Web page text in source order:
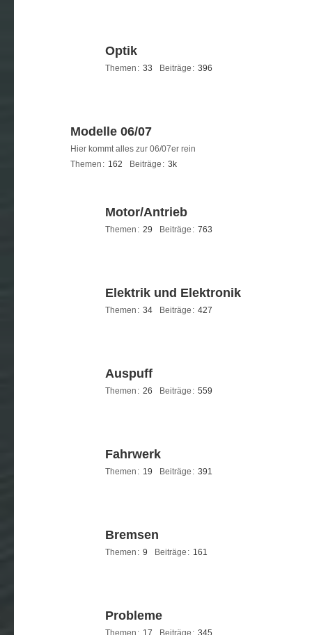
Optik
Themen 33 Beiträge 396
Modelle 06/07
Hier kommt alles zur 06/07er rein
Themen
162 Beiträge 3k
Motor/Antrieb
Themen 29 Beiträge 763
Elektrik und Elektronik
Themen 34 Beiträge 427
Auspuff
Themen 26 Beiträge 559
Fahrwerk
Themen 19 Beiträge 391
Bremsen
Themen 9 Beiträge 161
Probleme
Themen 17 Beiträge 345